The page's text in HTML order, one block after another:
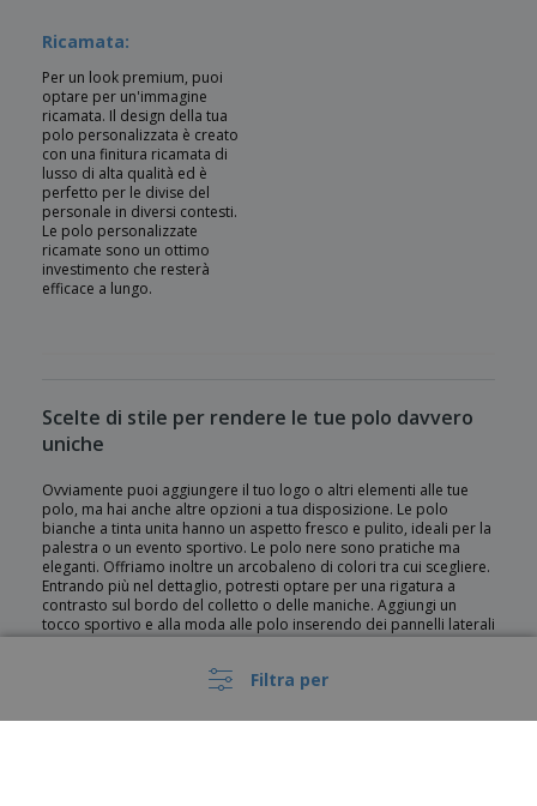
Filtra per
Ricamata:
Per un look premium, puoi
optare per un'immagine
ricamata. Il design della tua
polo personalizzata è creato
con una finitura ricamata di
lusso di alta qualità ed è
perfetto per le divise del
personale in diversi contesti.
Le polo personalizzate
ricamate sono un ottimo
investimento che resterà
efficace a lungo.
Scelte di stile per rendere le tue polo davvero
uniche
Ovviamente puoi aggiungere il tuo logo o altri elementi alle tue
polo, ma hai anche altre opzioni a tua disposizione. Le polo
bianche a tinta unita hanno un aspetto fresco e pulito, ideali per la
palestra o un evento sportivo. Le polo nere sono pratiche ma
eleganti. Offriamo inoltre un arcobaleno di colori tra cui scegliere.
Entrando più nel dettaglio, potresti optare per una rigatura a
contrasto sul bordo del colletto o delle maniche. Aggiungi un
tocco sportivo e alla moda alle polo inserendo dei pannelli laterali
colorati alternativi, oppure scegli una polo con un taschino.